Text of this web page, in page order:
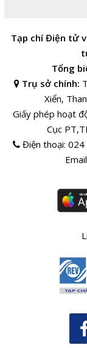
Tạp chí Điện tử
Tổng
Trụ sở chính:
Xiển,
Giấy phép hoạt
Cục
Điện thoại: